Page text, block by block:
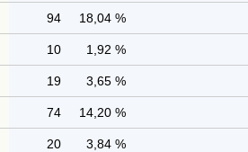
94 18,04 %
10 1,92 %
19 3,65 %
74 14,20 %
20 3,84 %